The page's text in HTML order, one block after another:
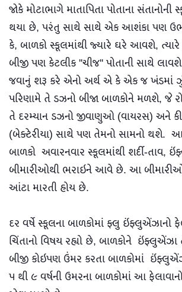
જોકે મોટાભાગે માતાપિતા પોતાના
થયા છે, પરંતુ સાથે સાથે એક આશંકા પણ
કે, બાળકો સ્કૂલમાંથી જ્યારે ઘરે આવશે, ત્યારે
બીજી પણ કેટલીક ''ચીજ'' પોતાની સાથે
જવાનું શરૂ કરે એનો અર્થ એ કે એક જ ખંડમાં
પરિણામે તે ડઝનો બીજા બાળકોને મળશે, જે
તે દરમ્યાન ડઝનો જીવાણુઓ (વાયરસ) અને
(બેક્ટેરીયા) સાથે પણ તેમનો સામનો થશે.
બાળકો અવારનવાર સ્કૂલમાંથી શર્દી-તાવ,
બીમારીઓથી ભરાઇને આવે છે. આ
આંટા મારતી હોય છે.
દર વર્ષે સ્કૂલના બાળકોમાં ફ્લુ ઇંફ્લુએંઝાનો
ચિંતાનો વિષય રહ્યો છે, બાળકોને ઇંફ્લુએંઝા
બીજી કોઇપણ ઉંમર કરતા બાળકોમાં
૫ થી ૯ વર્ષની ઉમરના બાળકોમાં આ